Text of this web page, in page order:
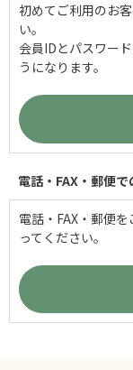
初めてご利用のお
い。
会員IDとパスワー
うになります。
電話・FAX・郵便
電話・FAX・郵便
ってください。